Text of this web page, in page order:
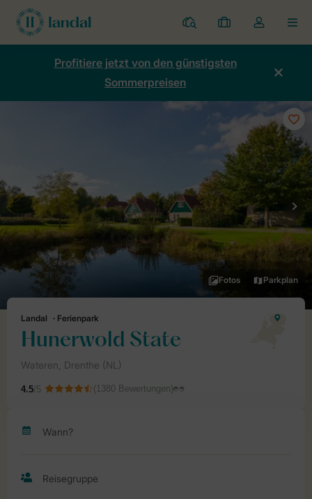
Ferienparks
Meine
Buchungen
Dropdown-
Menü
Kontos
Profitiere jetzt von den günstigsten
Sommerpreisen